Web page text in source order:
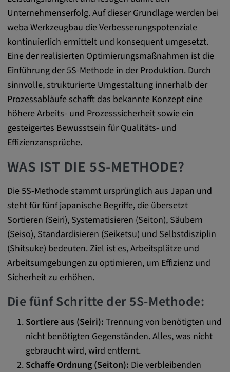
Unternehmenserfolg. Auf dieser Grundlage werden bei
weba Werkzeugbau die Verbesserungspotenziale
kontinuierlich ermittelt und konsequent umgesetzt.
Eine der realisierten Optimierungsmaßnahmen ist die
Einführung der 5S-Methode in der Produktion. Durch
sinnvolle, strukturierte Umgestaltung innerhalb der
Prozessabläufe schafft das bekannte Konzept eine
höhere Arbeits- und Prozesssicherheit sowie ein
gesteigertes Bewusstsein für Qualitäts- und
Effizienzansprüche.
WAS IST DIE 5S-METHODE?
Die 5S-Methode stammt ursprünglich aus Japan und
steht für fünf japanische Begriffe, die übersetzt
Sortieren (Seiri), Systematisieren (Seiton), Säubern
(Seiso), Standardisieren (Seiketsu) und Selbstdisziplin
(Shitsuke) bedeuten. Ziel ist es, Arbeitsplätze und
Arbeitsumgebungen zu optimieren, um Effizienz und
Sicherheit zu erhöhen.
Die fünf Schritte der 5S-Methode:
Sortiere aus (Seiri): Trennung von benötigten und
nicht benötigten Gegenständen. Alles, was nicht
gebraucht wird, wird entfernt.
Schaffe Ordnung (Seiton): Die verbleibenden
Name:
cookie_consent
Zweck:
Dieses Cookie speichert die
benutzerspezifischen Cookie-Einstellungen
Cookie Laufzeit:
Externe Medien
Notwendig, um Inhalte von externen Medien-
Plattformen anzuzeigen.
Google Maps
Name:
DV, SOCS, NID, AEC, CONSENT, OGPC
Anbieter:
google.com
Mit diesen Cookie werden die Präferenzen
Cookie Laufzeit:
3 Tage